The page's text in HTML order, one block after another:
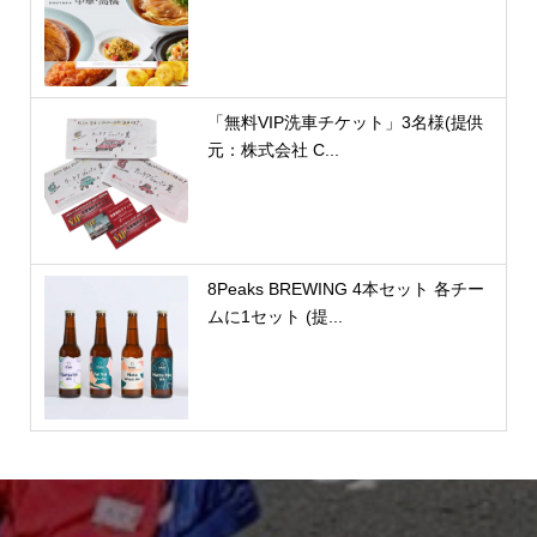
「無料VIP洗車チケット」3名様(提供
元：株式会社 C...
8Peaks BREWING 4本セット 各チー
ムに1セット (提...